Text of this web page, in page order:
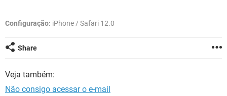
Configuração: iPhone / Safari 12.0
Share
Veja também:
Não consigo acessar o e-mail